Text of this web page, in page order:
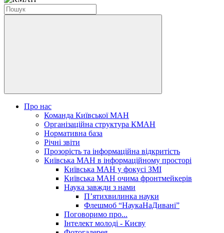
Про нас
Команда Київської МАН
Організаційна структура КМАН
Нормативна база
Річні звіти
Прозорість та інформаційна відкритість
Київська МАН в інформаційному просторі
Київська МАН у фокусі ЗМІ
Київська МАН очима фронтмейкерів
Наука завжди з нами
П’ятихвилинка науки
Флешмоб “НаукаНаДивані”
Поговоримо про...
Інтелект молоді - Києву